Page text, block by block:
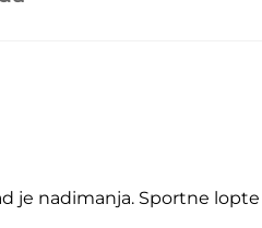
je nadimanja. Sportne